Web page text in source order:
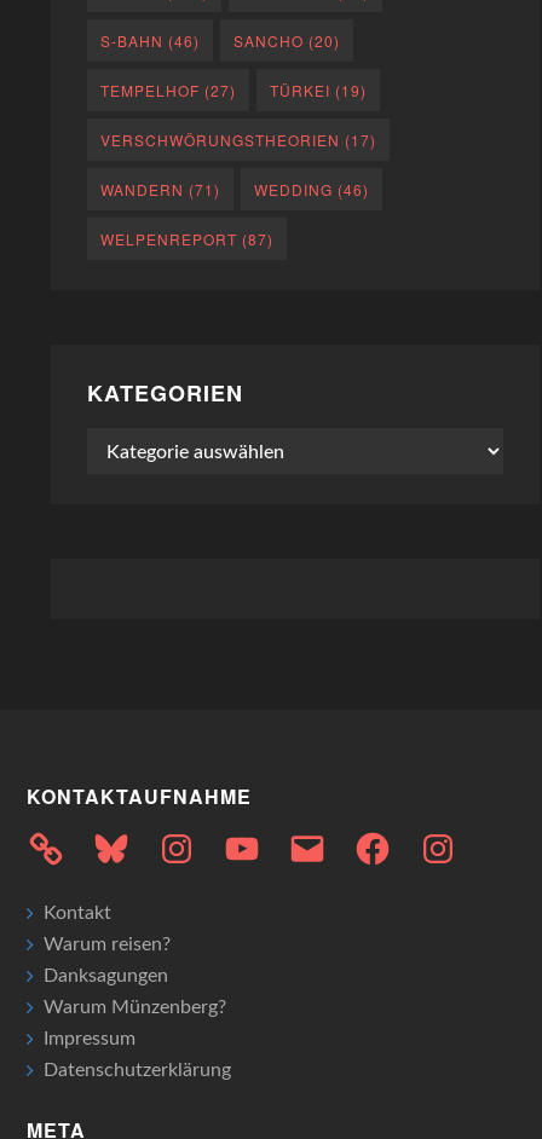
S-BAHN (46) SANCHO (20)
TEMPELHOF (27) TÜRKEI (19)
VERSCHWÖRUNGSTHEORIEN (17)
WANDERN (71) WEDDING (46)
WELPENREPORT (87)
KATEGORIEN
Kategorien
KONTAKTAUFNAHME
Bluesky InstagramYouTubeE-
Mail
FacebookInstagram
Kontakt
Warum reisen?
Danksagungen
Warum Münzenberg?
Impressum
Datenschutzerklärung
META